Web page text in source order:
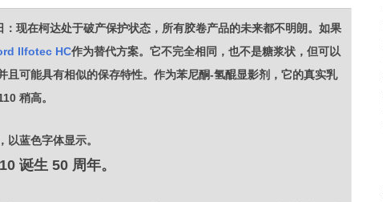
现在柯达处于破产保护状态，所有胶卷产品的未来都不明朗。如果
Ilfotec HC作为替代方案。它不完全相同，也不是糖浆状，但可以
且可能具有相似的保存特性。作为苯尼酮-氢醌显影剂，它的真实乳
稍高。
蓝色字体显示。
诞生 50 周年。